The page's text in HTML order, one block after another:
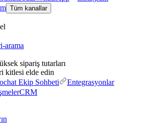
Tüm kanallar
arama
sipariş tutarları
kitlesi elde edin
Ekip Sohbeti
Entegrasyonlar
CRM